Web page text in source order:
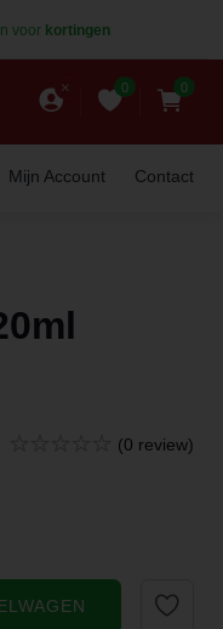
voor kortingen
0 0
Mijn Account Contact
(0 review)